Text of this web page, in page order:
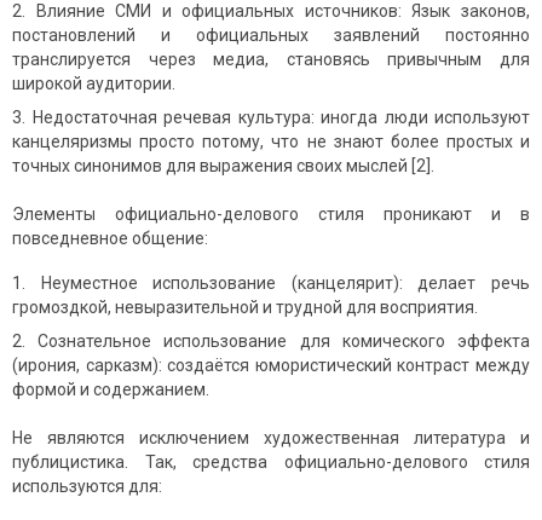
Влияние СМИ и официальных источников: Язык законов,
постановлений и официальных заявлений постоянно
транслируется через медиа, становясь привычным для
широкой аудитории.
Недостаточная речевая культура: иногда люди используют
канцеляризмы просто потому, что не знают более простых и
точных синонимов для выражения своих мыслей [2].
Элементы официально-делового стиля проникают и в
повседневное общение:
Неуместное использование (канцелярит): делает речь
громоздкой, невыразительной и трудной для восприятия.
Сознательное использование для комического эффекта
(ирония, сарказм): создаётся юмористический контраст между
формой и содержанием.
Не являются исключением художественная литература и
публицистика. Так, средства официально-делового стиля
используются для: